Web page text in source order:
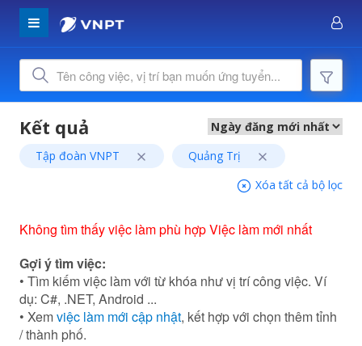
Tập đoàn VNPT
Quảng Trị
Xóa tất cả bộ lọc
Không tìm thấy việc làm phù hợp Việc làm mới nhất
Gợi ý tìm việc:
• Tìm kiếm việc làm với từ khóa như vị trí công việc. Ví
dụ: C#, .NET, Android ...
• Xemviệc làm mới cập nhật, kết hợp với chọn thêm tỉnh
/ thành phố.